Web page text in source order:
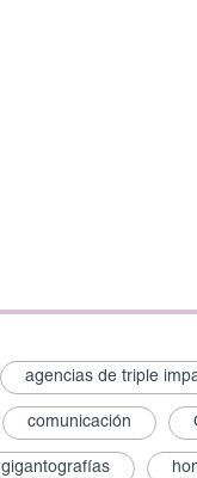
agencias de triple
comunicación
gigantografías